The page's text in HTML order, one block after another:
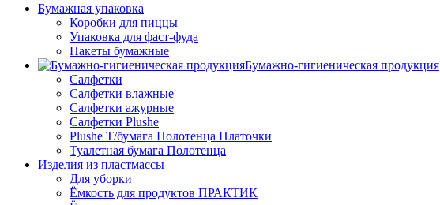
Бумажная упаковка
Коробки для пиццы
Упаковка для фаст-фуда
Пакеты бумажные
Бумажно-гигиеническая продукция
Салфетки
Салфетки влажные
Салфетки ажурные
Салфетки Plushe
Plushe Т/бумага Полотенца Платочки
Туалетная бумага Полотенца
Изделия из пластмассы
Для уборки
Ёмкость для продуктов ПРАКТИК